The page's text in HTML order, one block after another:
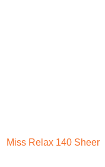
Miss Relax 140 Sheer